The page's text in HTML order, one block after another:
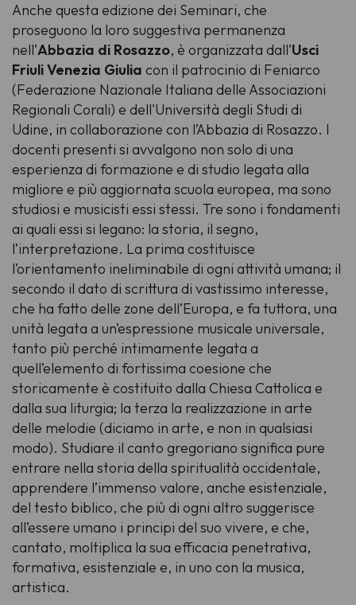
Anche questa edizione dei Seminari, che
proseguono la loro suggestiva permanenza
nell’Abbazia di Rosazzo, è organizzata dall’Usci
Friuli Venezia Giulia con il patrocinio di Feniarco
(Federazione Nazionale Italiana delle Associazioni
Regionali Corali) e dell'Università degli Studi di
Udine, in collaborazione con l’Abbazia di Rosazzo. I
docenti presenti si avvalgono non solo di una
esperienza di formazione e di studio legata alla
migliore e più aggiornata scuola europea, ma sono
studiosi e musicisti essi stessi. Tre sono i fondamenti
ai quali essi si legano: la storia, il segno,
l’interpretazione. La prima costituisce
l’orientamento ineliminabile di ogni attività umana; il
secondo il dato di scrittura di vastissimo interesse,
che ha fatto delle zone dell’Europa, e fa tuttora, una
unità legata a un’espressione musicale universale,
tanto più perché intimamente legata a
quell’elemento di fortissima coesione che
storicamente è costituito dalla Chiesa Cattolica e
dalla sua liturgia; la terza la realizzazione in arte
delle melodie (diciamo in arte, e non in qualsiasi
modo). Studiare il canto gregoriano significa pure
entrare nella storia della spiritualità occidentale,
apprendere l’immenso valore, anche esistenziale,
del testo biblico, che più di ogni altro suggerisce
all’essere umano i principi del suo vivere, e che,
cantato, moltiplica la sua efficacia penetrativa,
formativa, esistenziale e, in uno con la musica,
artistica.